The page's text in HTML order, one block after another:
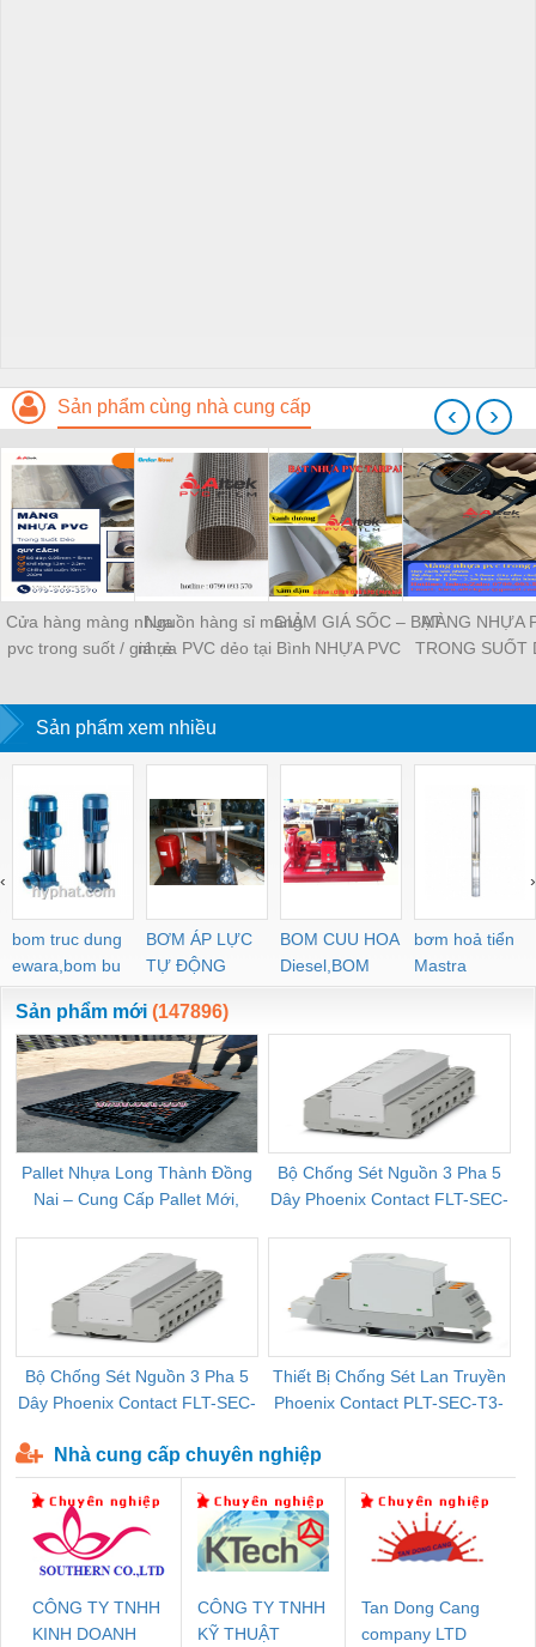
Sản phẩm cùng nhà cung cấp
Cửa hàng màng nhựa
pvc trong suốt / giá rẻ
Nguồn hàng sỉ màng
nhựa PVC dẻo tại Bình
GIẢM GIÁ SỐC – BẠT
NHỰA PVC
TẬN XƯỞNG
MÀNG NHỰA
TRONG SUỐT
‹ ›
Sản phẩm xem nhiều
bom truc dung
ewara,bom bu
ewara
BƠM ÁP LỰC
TỰ ĐỘNG
BOM CUU HOA
Diesel,BOM
CHUA CHAY
bơm hoả tiển
Mastra
‹ ›
Sản phẩm mới (147896)
Pallet Nhựa Long Thành Đồng
Nai – Cung Cấp Pallet Mới,
Bộ Chống Sét Nguồn 3 Pha 5
Dây Phoenix Contact FLT-SEC-
Bộ Chống Sét Nguồn 3 Pha 5
Dây Phoenix Contact FLT-SEC-
Thiết Bị Chống Sét Lan Truyền
Phoenix Contact PLT-SEC-T3-
Nhà cung cấp chuyên nghiệp
CÔNG TY TNHH
KINH DOANH
CÔNG TY TNHH
KỸ THUẬT
Tan Dong Cang
company LTD